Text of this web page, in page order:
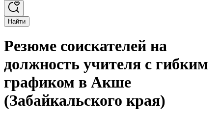
Найти
Резюме соискателей на
должность учителя с гибким
графиком в Акше
(Забайкальского края)